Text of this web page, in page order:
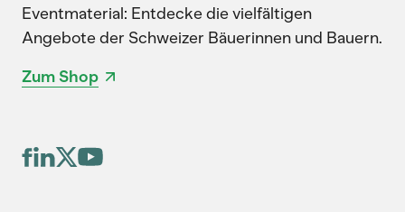
Eventmaterial: Entdecke die vielfältigen
Angebote der Schweizer Bäuerinnen und Bauern.
Zum Shop